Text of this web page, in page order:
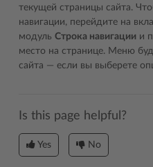
текущей страницы сайта.
навигации, перейдите на
модуль Строка навигации и
место на странице. Меню
сайта ― если вы выберете
Is this page helpful?
Yes No